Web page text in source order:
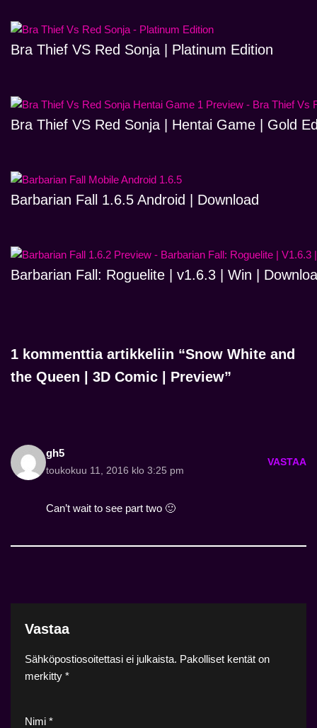
Bra Thief VS Red Sonja | Platinum Edition
Bra Thief VS Red Sonja | Hentai Game | Gold
Barbarian Fall 1.6.5 Android | Download
Barbarian Fall: Roguelite | v1.6.3 | Win |
1 kommenttia artikkeliin “Snow White and
the Queen | 3D Comic | Preview”
gh5
toukokuu 11, 2016 klo 3:25 pm
VASTAA
Can’t wait to see part two 🙂
Vastaa
Sähköpostiosoitettasi ei julkaista. Pakolliset kentät on
merkitty *
Nimi *